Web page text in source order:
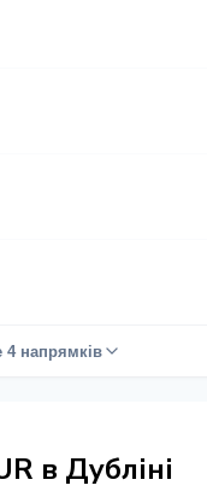
4 напрямків
в Дубліні